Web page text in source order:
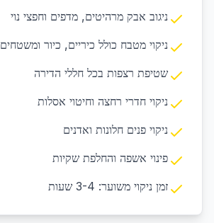
ניגוב אבק מרהיטים, מדפים וחפצי נוי
ניקוי מטבח כולל כיריים, כיור ומשטחים
שטיפת רצפות בכל חללי הדירה
ניקוי חדרי רחצה וחיטוי אסלות
ניקוי פנים חלונות ואדנים
פינוי אשפה והחלפת שקיות
זמן ניקוי משוער: 3-4 שעות